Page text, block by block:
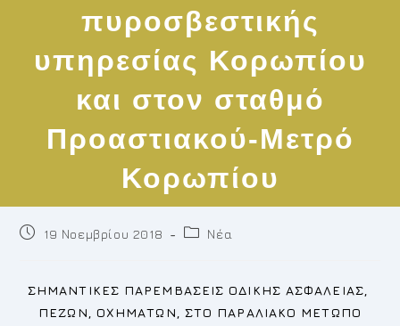
πυροσβεστικής
υπηρεσίας Κορωπίου
και στον σταθμό
Προαστιακού-Μετρό
Κορωπίου
Post19 Νοεμβρίου 2018
PostΝέα
ΣΗΜΑΝΤΙΚΕΣ ΠΑΡΕΜΒΑΣΕΙΣ ΟΔΙΚΗΣ ΑΣΦΑΛΕΙΑΣ,
ΠΕΖΩΝ, ΟΧΗΜΑΤΩΝ, ΣΤΟ ΠΑΡΑΛΙΑΚΟ ΜΕΤΩΠΟ